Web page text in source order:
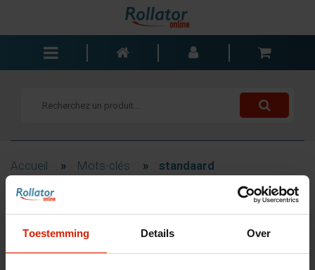
Toestemming Details Over
Fauteuils roulants
Chariots de courses
Aide de salle de bain
Accessoires
Pièces de rechange
Accueil » Mots-clés » standaard
Filtrage